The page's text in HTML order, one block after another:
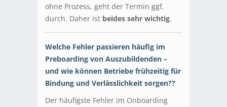
ohne Prozess, geht der Termin ggf.
durch. Daher ist beides sehr wichtig.
Welche Fehler passieren häufig im
Preboarding von Auszubildenden –
und wie können Betriebe frühzeitig für
Bindung und Verlässlichkeit sorgen??
Der häufigste Fehler im Onboarding